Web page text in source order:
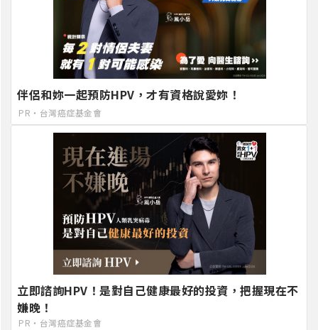
伴侶和妳一起預防HPV，才有資格說愛妳！
PR・台灣癌症基金會
立即諮詢HPV！是對自己健康最好的投資，把握現在不
嫌晚！
PR・台灣癌症基金會